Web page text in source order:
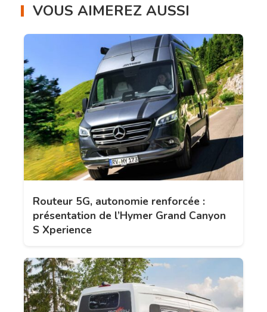
VOUS AIMEREZ AUSSI
Routeur 5G, autonomie renforcée :
présentation de l’Hymer Grand Canyon
S Xperience